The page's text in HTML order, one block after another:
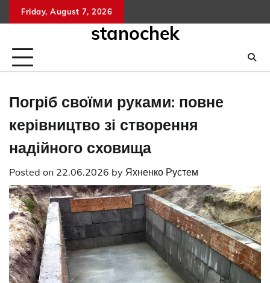
to
Friday, August 7, 2026
stanochek
Погріб своїми руками: повне
керівництво зі створення
надійного сховища
Posted on 22.06.2026 by Яхненко Рустем